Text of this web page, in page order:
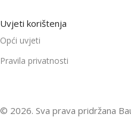
Uvjeti korištenja
Opći uvjeti
Pravila privatnosti
© 2026. Sva prava pridržana